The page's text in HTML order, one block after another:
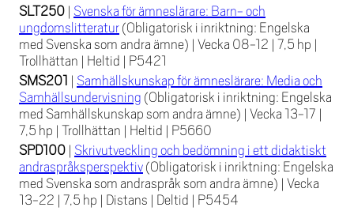
SLT250 | Svenska för ämneslärare: Barn- och
ungdomslitteratur (Obligatorisk i inriktning: Engelska
med Svenska som andra ämne) | Vecka 08-12 | 7,5 hp |
Trollhättan | Heltid | P5421
SMS201 | Samhällskunskap för ämneslärare: Media och
Samhällsundervisning (Obligatorisk i inriktning: Engelska
med Samhällskunskap som andra ämne) | Vecka 13-17 |
7,5 hp | Trollhättan | Heltid | P5660
SPD100 | Skrivutveckling och bedömning i ett didaktiskt
andraspråksperspektiv (Obligatorisk i inriktning: Engelska
med Svenska som andraspråk som andra ämne) | Vecka
13-22 | 7,5 hp | Distans | Deltid | P5454